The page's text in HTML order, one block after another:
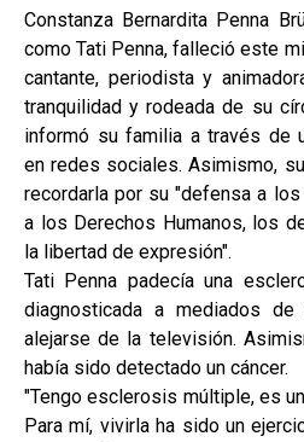
Constanza Bernardita Penna
como Tati Penna, falleció este
cantante, periodista y
tranquilidad y rodeada de su
informó su familia a través de
en redes sociales. Asimismo,
recordarla por su "defensa a
a los Derechos Humanos, los
la libertad de expresión".
Tati Penna padecía una
diagnosticada a mediados
alejarse de la televisión.
había sido detectado un cáncer.
"Tengo esclerosis múltiple, es
Para mí, vivirla ha sido un